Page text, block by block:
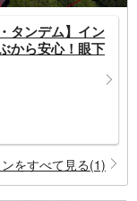
タンデム】イン
から安心！眼下
をすべて見る(1)